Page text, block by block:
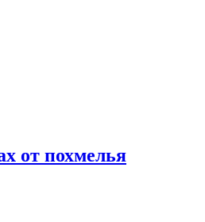
от похмелья